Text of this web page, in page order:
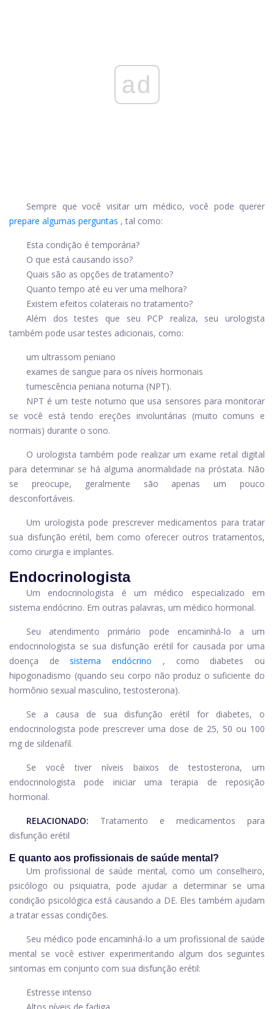
ad
Sempre que você visitar um médico, você pode querer
prepare algumas perguntas , tal como:
Esta condição é temporária?
O que está causando isso?
Quais são as opções de tratamento?
Quanto tempo até eu ver uma melhora?
Existem efeitos colaterais no tratamento?
Além dos testes que seu PCP realiza, seu urologista
também pode usar testes adicionais, como:
um ultrassom peniano
exames de sangue para os níveis hormonais
tumescência peniana noturna (NPT).
NPT é um teste noturno que usa sensores para monitorar
se você está tendo ereções involuntárias (muito comuns e
normais) durante o sono.
O urologista também pode realizar um exame retal digital
para determinar se há alguma anormalidade na próstata. Não
se preocupe, geralmente são apenas um pouco
desconfortáveis.
Um urologista pode prescrever medicamentos para tratar
sua disfunção erétil, bem como oferecer outros tratamentos,
como cirurgia e implantes.
Endocrinologista
Um endocrinologista é um médico especializado em
sistema endócrino. Em outras palavras, um médico hormonal.
Seu atendimento primário pode encaminhá-lo a um
endocrinologista se sua disfunção erétil for causada por uma
doença de
sistema endócrino
, como diabetes ou
hipogonadismo (quando seu corpo não produz o suficiente do
hormônio sexual masculino, testosterona).
Se a causa de sua disfunção erétil for diabetes, o
endocrinologista pode prescrever uma dose de 25, 50 ou 100
mg de sildenafil.
Se você tiver níveis baixos de testosterona, um
endocrinologista pode iniciar uma terapia de reposição
hormonal.
RELACIONADO:
Tratamento e medicamentos para
disfunção erétil
E quanto aos profissionais de saúde mental?
Um profissional de saúde mental, como um conselheiro,
psicólogo ou psiquiatra, pode ajudar a determinar se uma
condição psicológica está causando a DE. Eles também ajudam
a tratar essas condições.
Seu médico pode encaminhá-lo a um profissional de saúde
mental se você estiver experimentando algum dos seguintes
sintomas em conjunto com sua disfunção erétil:
Estresse intenso